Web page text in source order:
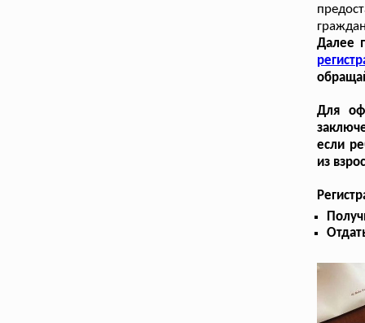
Далее
Для
если
из